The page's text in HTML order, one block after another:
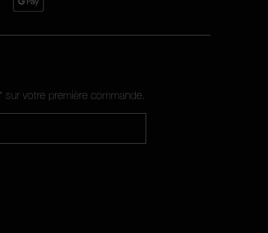
sur votre première commande.